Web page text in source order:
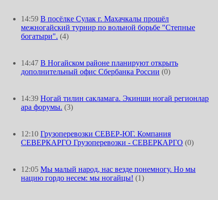
14:59 В посёлке Сулак г. Махачкалы прошёл
межногайский турнир по вольной борьбе "Степные
богатыри". (4)
14:47 В Ногайском районе планируют открыть
дополнительный офис Сбербанка России (0)
14:39 Ногай тилин сакламага. Экинши ногай регионлар
ара форумы. (3)
12:10 Грузоперевозки СЕВЕР-ЮГ. Компания
СЕВЕРКАРГО Грузоперевозки - СЕВЕРКАРГО (0)
12:05 Мы малый народ, нас везде понемногу. Но мы
нацию гордо несем: мы ногайцы! (1)